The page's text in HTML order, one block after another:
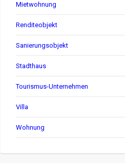
Mietwohnung
Renditeobjekt
Sanierungsobjekt
Stadthaus
Tourismus-Unternehmen
Villa
Wohnung